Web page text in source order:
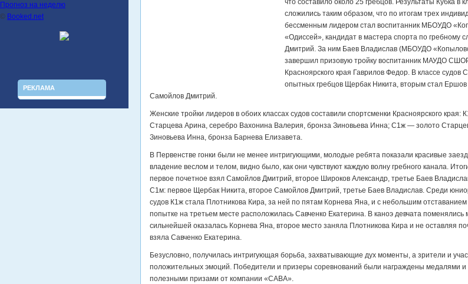
Прогноз на неделю
© Booked.net
РЕКЛАМА
что составило около 25 гребцов. Результаты Кубка в
сложились таким образом, что по итогам трех
бессменным лидером стал воспитанник МБОУДО
«Одиссей», кандидат в мастера спорта по гребному
Дмитрий. За ним Баев Владислав (МБОУДО
завершил призовую тройку воспитанник МАУДО
Красноярского края Гаврилов Федор. В классе судов
опытных гребцов Щербак Никита, вторым стал
Самойлов Дмитрий.
Женские тройки лидеров в обоих классах судов составили спортсменки Красноярского края:
Старцева Арина, серебро Вахонина Валерия, бронза Зиновьева Инна; С1ж — золото
Зиновьева Инна, бронза Барнева Елизавета.
В Первенстве гонки были не менее интригующими, молодые ребята показали красивые
владение веслом и телом, видно было, как они чувствуют каждую волну гребного канала.
первое почетное взял Самойлов Дмитрий, второе Широков Александр, третье Баев
С1м: первое Щербак Никита, второе Самойлов Дмитрий, третье Баев Владислав. Среди
судов К1ж стала Плотникова Кира, за ней по пятам Корнева Яна, и с небольшим
попытке на третьем месте расположилась Савченко Екатерина. В каноэ девчата поменялись
сильнейшей оказалась Корнева Яна, второе место заняла Плотникова Кира и не оставляя
взяла Савченко Екатерина.
Безусловно, получилась интригующая борьба, захватывающие дух моменты, а зрители и
положительных эмоций. Победители и призеры соревнований были награждены медалями и
полезными призами от компании «САВА».